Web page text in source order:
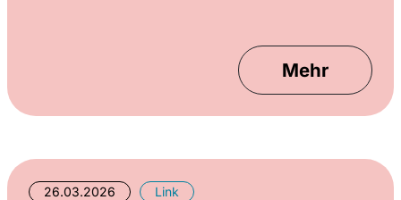
Mehr
26.03.2026 Link